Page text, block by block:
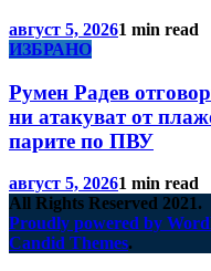
август 5, 20261 min read
ИЗБРАНО
Румен Радев
ни атакуват от
парите по ПВУ
август 5, 20261 min read
All Rights Reserved 2021.
Proudly powered by
Candid Themes.